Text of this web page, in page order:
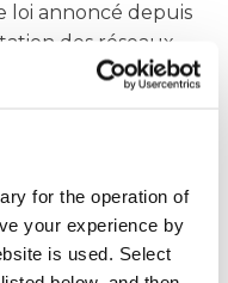
for the operation of
your experience by
is used. Select
loi annoncé depuis
des réseaux
comme
Société numérique
la politique, de la
l’économie